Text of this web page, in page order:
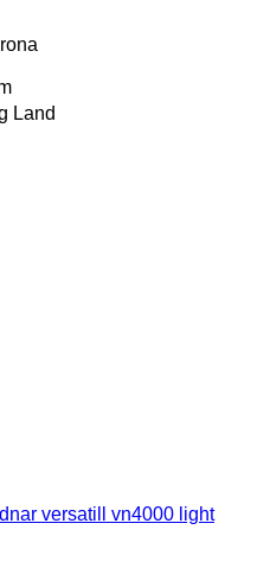
Land
versatill vn4000 light